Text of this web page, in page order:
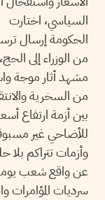
السياسي، اختارت
الحكومة إرسال
من الوزراء إلى
مشهد أثار موجة
من السخرية
بين أزمة ارتفاع
للأضاحي غير
وأزمات تتراكم بلا
عن واقع شعب
سرديات المؤامرات